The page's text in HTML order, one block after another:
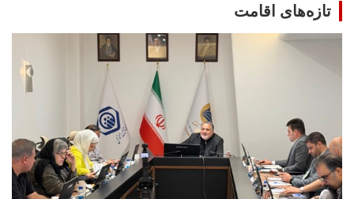
تازه‌های اقامت